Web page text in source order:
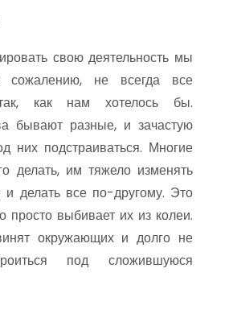
свою деятельность мы
не всегда все
как нам хотелось бы.
бывают разные, и зачастую
них подстраиваться. Многие
делать, им тяжело изменять
делать все по-другому. Это
просто выбивает их из колеи.
окружающих и долго не
под сложившуюся